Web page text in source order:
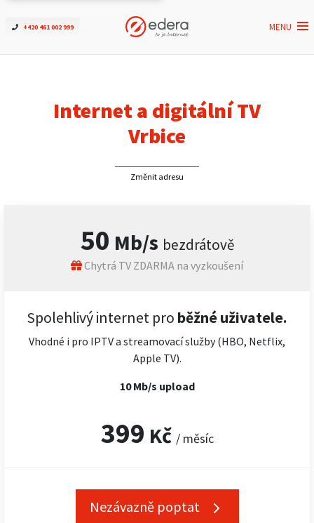
+420 461 002 999 MENU
Ověřit dostupnost
Kontakt
Internet a digitální TV
Vrbice
Změnit adresu
50 Mb/s bezdrátově
Chytrá TV ZDARMA na vyzkoušení
Spolehlivý internet pro běžné uživatele.
Vhodné i pro IPTV a streamovací služby (HBO, Netflix,
Apple TV).
10 Mb/s upload
399 Kč / měsíc
Nezávazně poptat